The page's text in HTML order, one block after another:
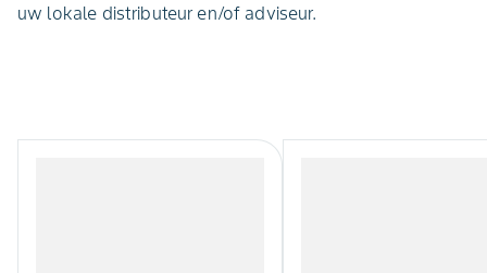
uw lokale distributeur en/of adviseur.